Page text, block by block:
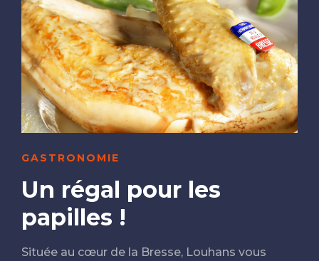
GASTRONOMIE
Un régal pour les
papilles !
Située au cœur de la Bresse, Louhans vous